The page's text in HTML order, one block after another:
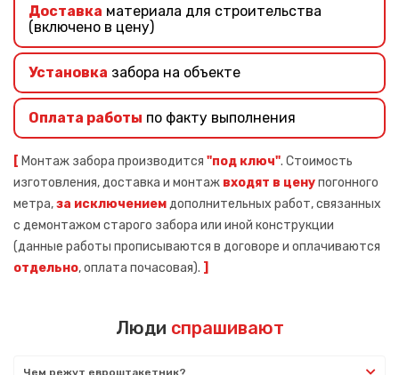
Доставка материала для строительства
(включено в цену)
Установка забора на объекте
Оплата работы по факту выполнения
[ Монтаж забора производится "под ключ". Стоимость
изготовления, доставка и монтаж входят в ценупогонного
метра,за исключениемдополнительных работ, связанных
с демонтажом старого забора или иной конструкции
(данные работы прописываются в договоре и оплачиваются
отдельно, оплата почасовая). ]
Люди спрашивают
Чем режут евроштакетник?